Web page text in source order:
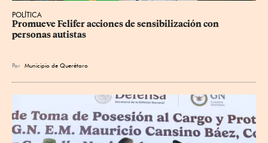
POLÍTICA
Promueve Felifer acciones de sensibilización con
personas autistas
Por Municipio de Querétaro